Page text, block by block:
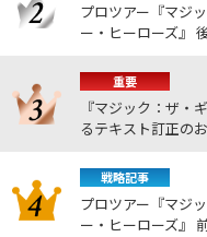
プロツアー『マジ
ー・ヒーローズ』
重要
『マジック：ザ・
るテキスト訂正の
戦略記事
プロツアー『マジ
ー・ヒーローズ』